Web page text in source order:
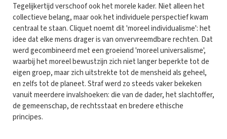
Tegelijkertijd verschoof ook het morele kader. Niet alleen het
collectieve belang, maar ook het individuele perspectief kwam
centraal te staan. Cliquet noemt dit 'moreel individualisme': het
idee dat elke mens drager is van onvervreemdbare rechten. Dat
werd gecombineerd met een groeiend 'moreel universalisme',
waarbij het moreel bewustzijn zich niet langer beperkte tot de
eigen groep, maar zich uitstrekte tot de mensheid als geheel,
en zelfs tot de planeet. Straf werd zo steeds vaker bekeken
vanuit meerdere invalshoeken: die van de dader, het slachtoffer,
de gemeenschap, de rechtsstaat en bredere ethische
principes.